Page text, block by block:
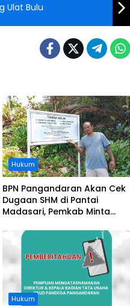
Ulat Bulu
Hukum
BPN Pangandaran Akan Cek
Dugaan SHM di Pantai
Madasari, Pemkab Minta
Hukum